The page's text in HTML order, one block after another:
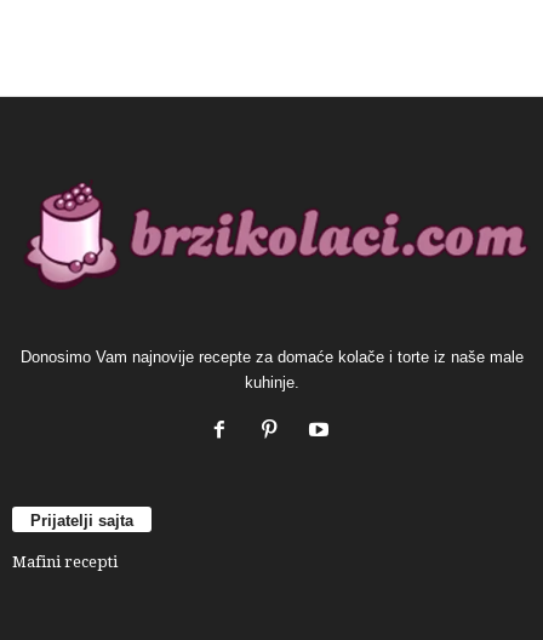
Donosimo Vam najnovije recepte za domaće kolače i torte iz naše male
kuhinje.
Prijatelji sajta
Mafini recepti